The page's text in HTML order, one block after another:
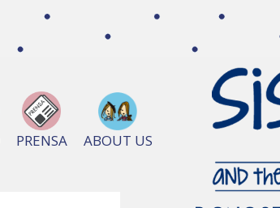
PRENSA ABOUT US